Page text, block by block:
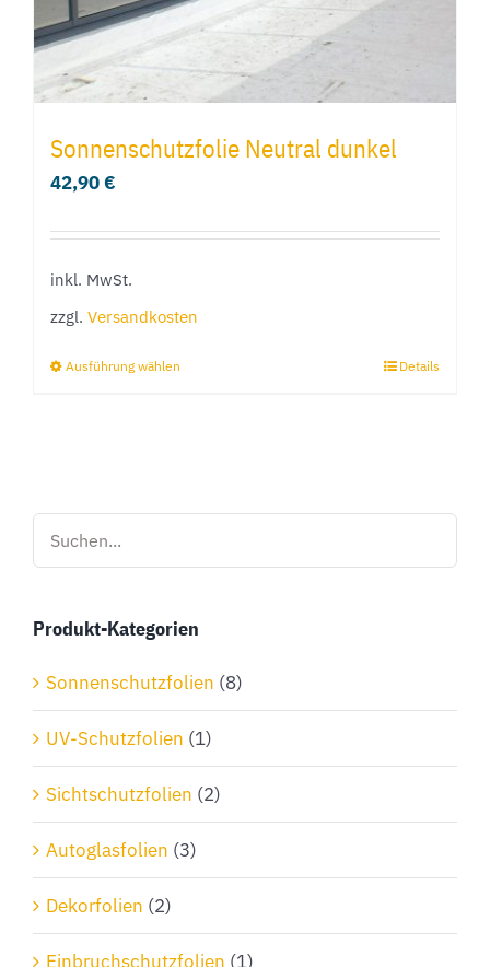
Sonnenschutzfolie Neutral dunkel
42,90€
inkl. MwSt.
zzgl. Versandkosten
Ausführung wählen
Die
können
Produktseite
gewählt
werden
Details
Produkt-Kategorien
Sonnenschutzfolien (8)
UV-Schutzfolien (1)
Sichtschutzfolien (2)
Autoglasfolien (3)
Dekorfolien (2)
Einbruchschutzfolien (1)